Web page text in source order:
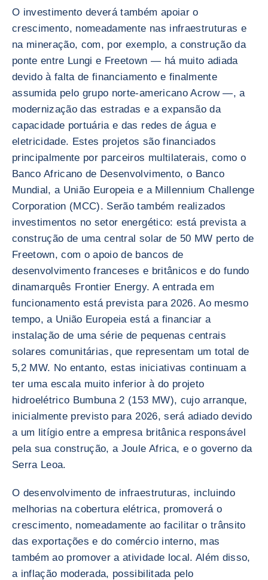
O investimento deverá também apoiar o
crescimento, nomeadamente nas infraestruturas e
na mineração, com, por exemplo, a construção da
ponte entre Lungi e Freetown — há muito adiada
devido à falta de financiamento e finalmente
assumida pelo grupo norte-americano Acrow —, a
modernização das estradas e a expansão da
capacidade portuária e das redes de água e
eletricidade. Estes projetos são financiados
principalmente por parceiros multilaterais, como o
Banco Africano de Desenvolvimento, o Banco
Mundial, a União Europeia e a Millennium Challenge
Corporation (MCC). Serão também realizados
investimentos no setor energético: está prevista a
construção de uma central solar de 50 MW perto de
Freetown, com o apoio de bancos de
desenvolvimento franceses e britânicos e do fundo
dinamarquês Frontier Energy. A entrada em
funcionamento está prevista para 2026. Ao mesmo
tempo, a União Europeia está a financiar a
instalação de uma série de pequenas centrais
solares comunitárias, que representam um total de
5,2 MW. No entanto, estas iniciativas continuam a
ter uma escala muito inferior à do projeto
hidroelétrico Bumbuna 2 (153 MW), cujo arranque,
inicialmente previsto para 2026, será adiado devido
a um litígio entre a empresa britânica responsável
pela sua construção, a Joule Africa, e o governo da
Serra Leoa.
O desenvolvimento de infraestruturas, incluindo
melhorias na cobertura elétrica, promoverá o
crescimento, nomeadamente ao facilitar o trânsito
das exportações e do comércio interno, mas
também ao promover a atividade local. Além disso,
a inflação moderada, possibilitada pelo